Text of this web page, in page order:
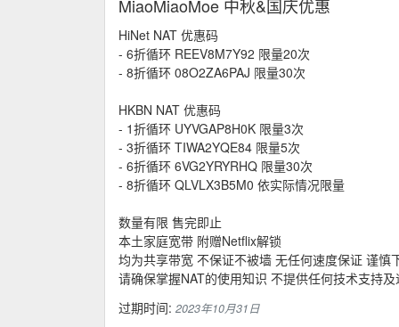
MiaoMiaoMoe 中秋&国庆优惠
HiNet NAT 优惠码
- 6折循环 REEV8M7Y92 限量20次
- 8折循环 08O2ZA6PAJ 限量30次
HKBN NAT 优惠码
- 1折循环 UYVGAP8H0K 限量3次
- 3折循环 TIWA2YQE84 限量5次
- 6折循环 6VG2YRYRHQ 限量30次
- 8折循环 QLVLX3B5M0 依实际情况限量
数量有限 售完即止
本土家庭宽带 附赠Netflix解锁
均为共享带宽 不保证不被墙 无任何速度保证 谨慎
请确保掌握NAT的使用知识 不提供任何技术支持及
过期时间: 2023年10月31日